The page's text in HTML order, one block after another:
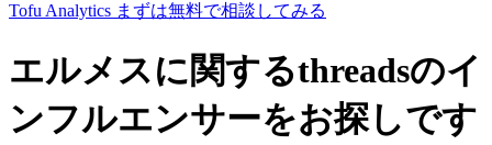
Tofu Analytics まずは無料で相談してみる
エルメスに関するthreadsのイ
ンフルエンサーをお探しです